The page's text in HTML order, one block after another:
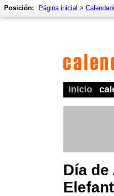
inicio
Posición: Página inicial >
Día